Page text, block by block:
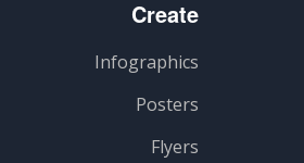
Create
Infographics
Posters
Flyers